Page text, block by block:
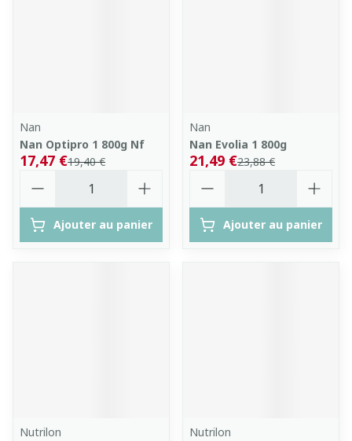
Nan
Nan Optipro 1 800g Nf
19,40 €
17,47 €
Ajouter au panier
Nan
Nan Evolia 1 800g
23,88 €
21,49 €
Ajouter au panier
Nutrilon
Nutrilon